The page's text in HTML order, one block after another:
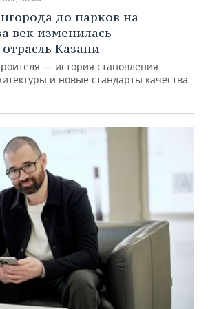
до парков на
век изменилась
Казани
— история становления
и новые стандарты качества